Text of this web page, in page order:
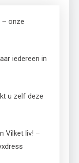
– onze
iedereen in
u zelf deze
Vilket liv! –